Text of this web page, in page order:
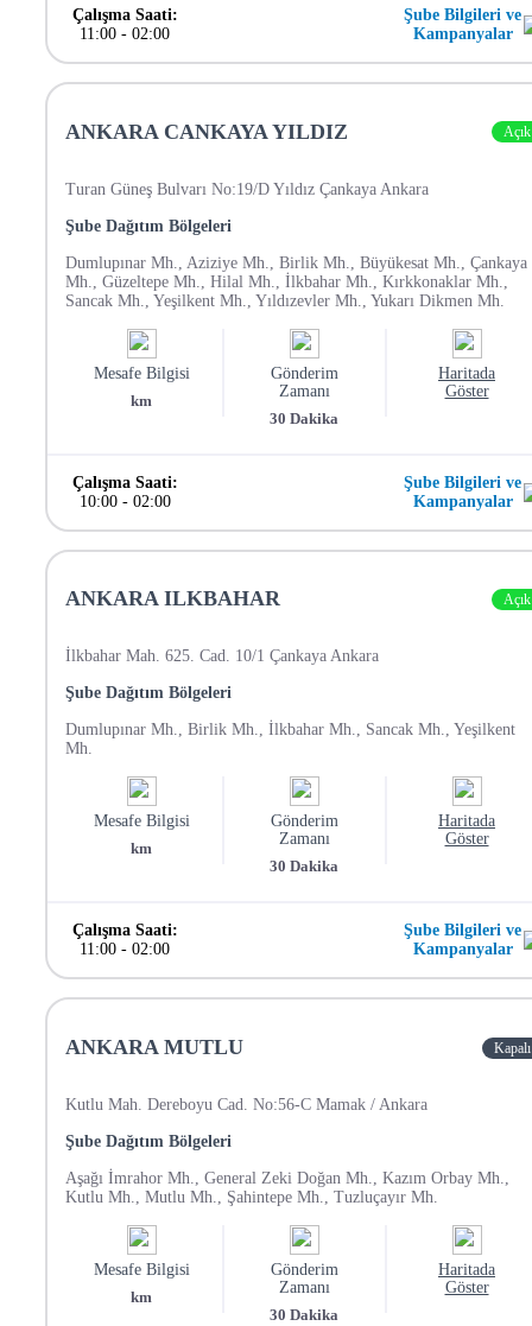
Çalışma Saati:
11:00 - 02:00
Şube Bilgileri ve
Kampanyalar
ANKARA CANKAYA YILDIZ Açık
Turan Güneş Bulvarı No:19/D Yıldız Çankaya Ankara
Şube Dağıtım Bölgeleri
Dumlupınar Mh., Aziziye Mh., Birlik Mh., Büyükesat Mh., Çankaya
Mh., Güzeltepe Mh., Hilal Mh., İlkbahar Mh., Kırkkonaklar Mh.,
Sancak Mh., Yeşilkent Mh., Yıldızevler Mh., Yukarı Dikmen Mh.
Mesafe Bilgisi
km
Gönderim
Zamanı
30 Dakika
Haritada
Göster
Çalışma Saati:
10:00- 02:00
Şube Bilgileri ve
Kampanyalar
ANKARA ILKBAHAR Açık
İlkbahar Mah. 625. Cad. 10/1 Çankaya Ankara
Şube Dağıtım Bölgeleri
Dumlupınar Mh., Birlik Mh., İlkbahar Mh., Sancak Mh., Yeşilkent
Mh.
Mesafe Bilgisi
km
Gönderim
Zamanı
30 Dakika
Haritada
Göster
Çalışma Saati:
11:00 - 02:00
Şube Bilgileri ve
Kampanyalar
ANKARA MUTLU Kapalı
Kutlu Mah. Dereboyu Cad. No:56-C Mamak / Ankara
Şube Dağıtım Bölgeleri
Aşağı İmrahor Mh., General Zeki Doğan Mh., Kazım Orbay Mh.,
Kutlu Mh., Mutlu Mh., Şahintepe Mh., Tuzluçayır Mh.
Mesafe Bilgisi
km
Gönderim
Zamanı
30 Dakika
Haritada
Göster